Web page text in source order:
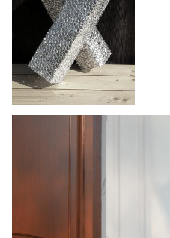
Klangkugel
Alte Schätze neu gestalten
Einen Schatz bewahren
Kupferschale schmieden
Grundkurs Steinbildhauerei
Upcycling – Schmuck aus